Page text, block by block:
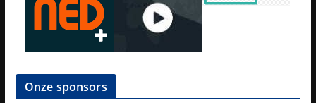
Onze sponsors